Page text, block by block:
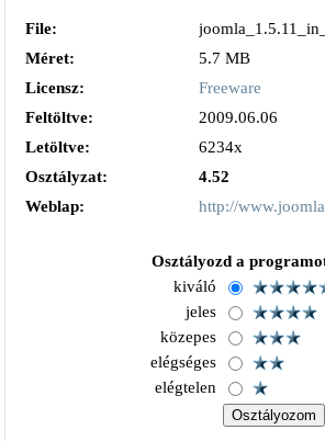
File:
Méret:
5.7 MB
Licensz:
Freeware
Feltöltve:
2009.06.06
Letöltve:
6234x
Osztályzat:
4.52
Weblap:
http://
Osztályozd a
kiváló
jeles
közepes
elégséges
elégtelen